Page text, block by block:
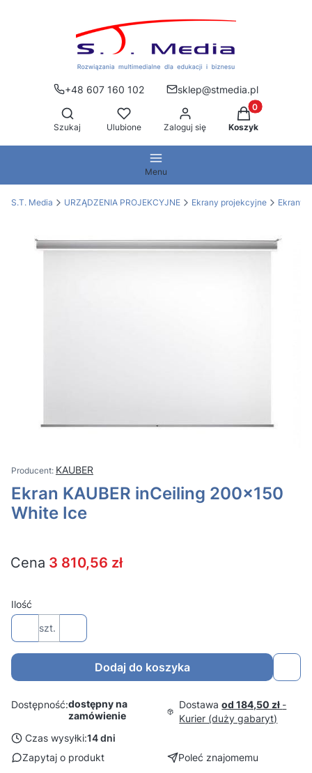
+48 607 160 102
sklep@stmedia.pl
Otwórz wyszukiwarkę
Szukaj Ulubione Zaloguj się
Produkty w
Koszyk
Menu
S.T. Media URZĄDZENIA PROJEKCYJNE Ekrany projekcyjne Ekrany
KAUBER
Ekran KAUBER inCeiling 200x150
White Ice
Cena 3 810,56 zł
Ilość
szt.
Dodaj do koszyka
Dostępność:dostępny na
zamówienie
Dostawaod 184,50 zł -
Kurier (duży gabaryt)
Czas wysyłki:14 dni
Zapytaj o produkt
Poleć znajomemu